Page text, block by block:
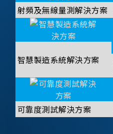
射頻及無線量測解決方案
智慧製造系統解決方案
可靠度測試解決方案